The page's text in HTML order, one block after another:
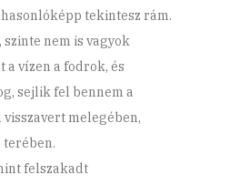
tekintesz rám.
nem is vagyok
a vízen a fodrok, és
sejlik fel bennem a
visszavert melegében,
terében.
felszakadt